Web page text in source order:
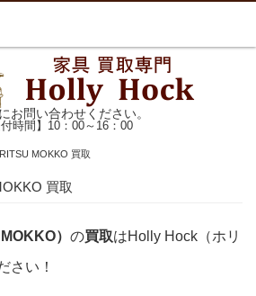
お問い合わせください。
付時間】10：00～16：00
MOKKO 買取
買取
） の買取はHolly Hock（ホリ
さい！